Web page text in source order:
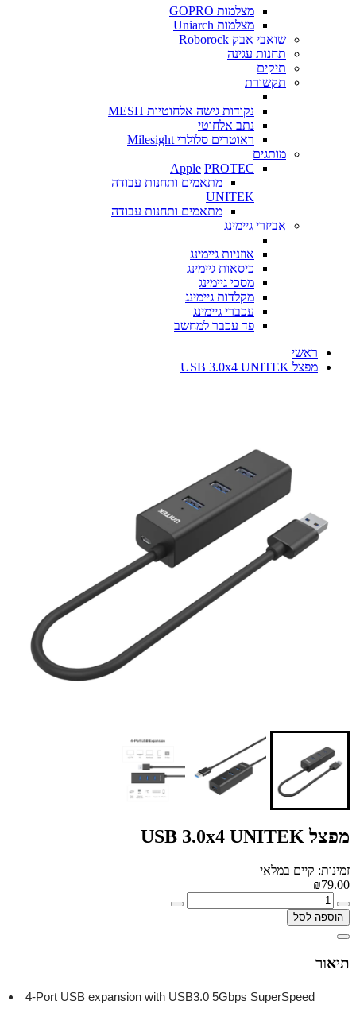
מצלמות GOPRO
מצלמות Uniarch
שואבי אבק Roborock
תחנות עגינה
תיקים
תקשורת
נקודות גישה אלחוטיות MESH
נתב אלחוטי
ראוטרים סלולרי Milesight
מותגים
Apple PROTEC
מתאמים ותחנות עבודה
UNITEK
מתאמים ותחנות עבודה
אביזרי גיימינג
אוזניות גיימינג
כיסאות גיימינג
מסכי גיימינג
מקלדות גיימינג
עכברי גיימינג
פד עכבר למחשב
ראשי
מפצל USB 3.0x4 UNITEK
מפצל USB 3.0x4 UNITEK
זמינות: קיים במלאי
₪79.00
הוספה לסל
תיאור
4-Port USB expansion with USB3.0 5Gbps SuperSpeed